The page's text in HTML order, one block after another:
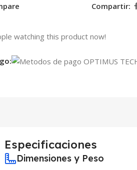
Compartir:
watching this product now!
Especificaciones
Dimensiones y Peso